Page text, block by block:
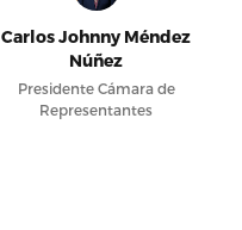
Carlos Johnny Méndez
Núñez
Presidente Cámara de
Representantes